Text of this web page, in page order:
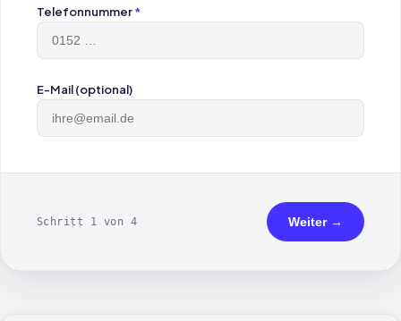
Telefonnummer*
E-Mail (optional)
Schritt 1 von 4 Weiter →